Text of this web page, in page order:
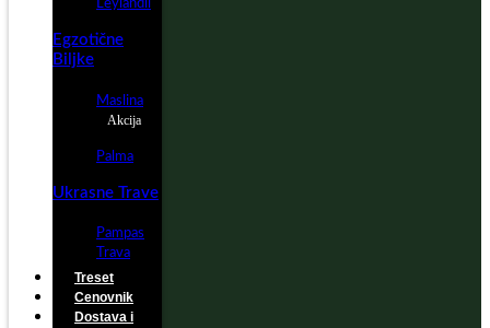
Leylandii
Egzotične
Biljke
Maslina
Akcija
Palma
Ukrasne Trave
Pampas
Trava
Treset
Cenovnik
Dostava i